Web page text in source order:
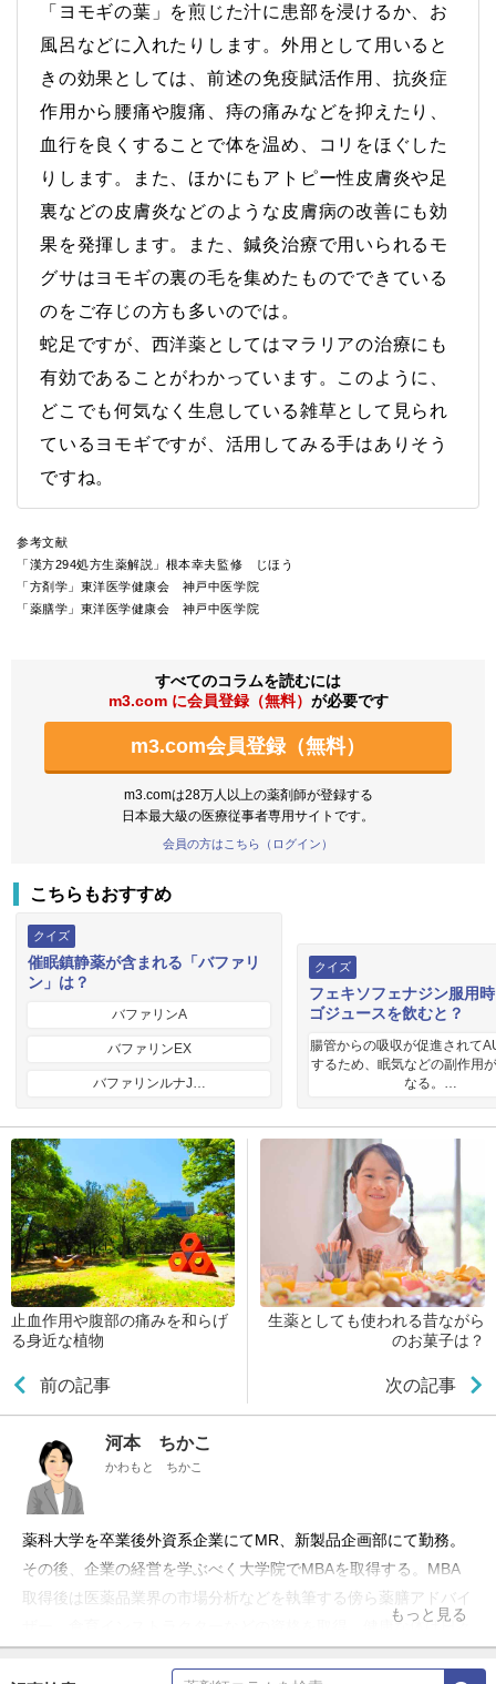
「ヨモギの葉」を煎じた汁に患部を浸けるか、お
風呂などに入れたりします。外用として用いると
きの効果としては、前述の免疫賦活作用、抗炎症
作用から腰痛や腹痛、痔の痛みなどを抑えたり、
血行を良くすることで体を温め、コリをほぐした
りします。また、ほかにもアトピー性皮膚炎や足
裏などの皮膚炎などのような皮膚病の改善にも効
果を発揮します。また、鍼灸治療で用いられるモ
グサはヨモギの裏の毛を集めたものでできている
のをご存じの方も多いのでは。
蛇足ですが、西洋薬としてはマラリアの治療にも
有効であることがわかっています。このように、
どこでも何気なく生息している雑草として見られ
ているヨモギですが、活用してみる手はありそう
ですね。
参考文献
「漢方294処方生薬解説」根本幸夫監修 じほう
「方剤学」東洋医学健康会 神戸中医学院
「薬膳学」東洋医学健康会 神戸中医学院
すべてのコラムを読むには
m3.com に会員登録（無料） が必要です
m3.com会員登録（無料）
m3.comは28万人以上の薬剤師が登録する
日本最大級の医療従事者専用サイトです。
会員の方はこちら（ログイン）
こちらもおすすめ
クイズ
催眠鎮静薬が含まれる「バファリ
ン」は？
バファリンA
バファリンEX
バファリンルナJ…
クイズ
フェキソフェナジン服用
ゴジュースを飲むと？
腸管からの吸収が促進されて
するため、眠気などの副作用
なる。…
止血作用や腹部の痛みを和らげ
る身近な植物
前の記事
生薬としても使われる昔ながら
のお菓子は？
次の記事
河本 ちかこ
かわもと ちかこ
薬科大学を卒業後外資系企業にてMR、新製品企画部にて勤務。
その後、企業の経営を学ぶべく大学院でMBAを取得する。MBA
取得後は医薬品業界の市場分析などを執筆する傍ら薬膳アドバイ
ザー、食育インストラクターなどの資格を取得。健康な体は日々
もっと見る